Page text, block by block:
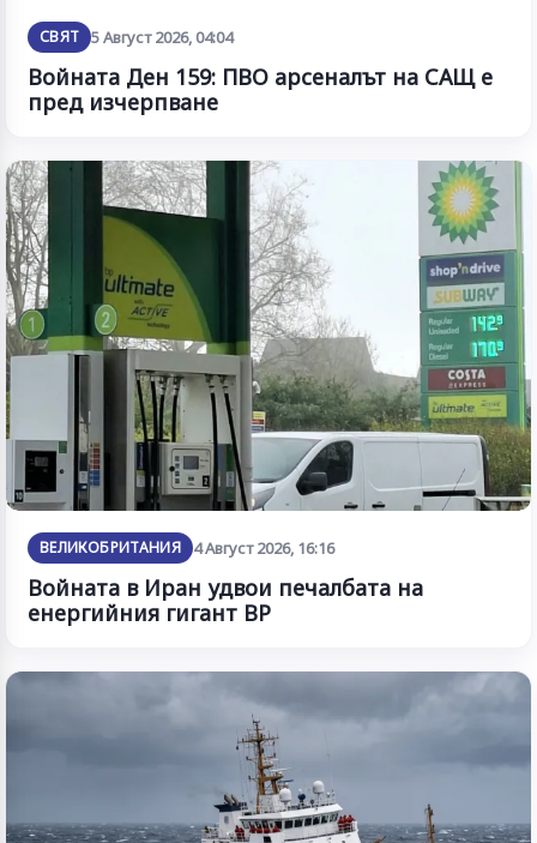
СВЯТ 5 Август 2026, 04:04
Войната Ден 159: ПВО арсеналът на САЩ е
пред изчерпване
ВЕЛИКОБРИТАНИЯ 4 Август 2026, 16:16
Войната в Иран удвои печалбата на
енергийния гигант BP